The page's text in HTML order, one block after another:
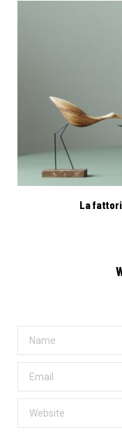
La